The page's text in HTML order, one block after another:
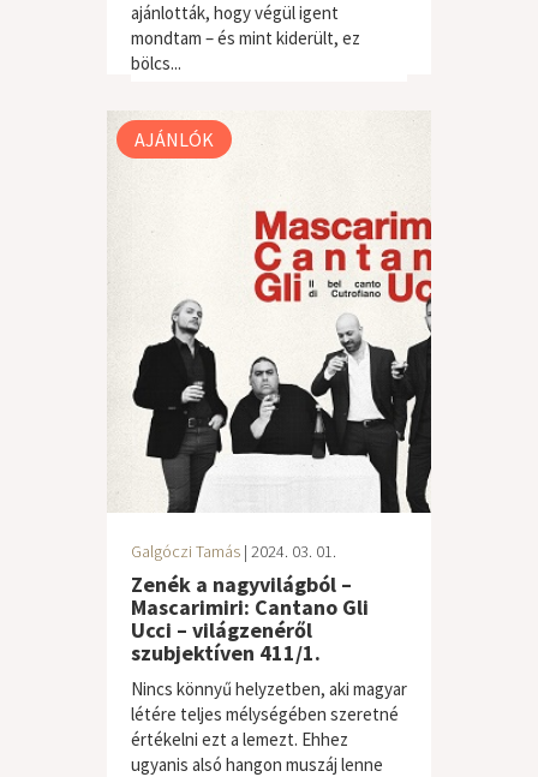
ajánlották, hogy végül igent
mondtam – és mint kiderült, ez
bölcs...
világzene / folk
AJÁNLÓK
Galgóczi Tamás | 2024. 03. 01.
Zenék a nagyvilágból –
Mascarimiri: Cantano Gli
Ucci – világzenéről
szubjektíven 411/1.
Nincs könnyű helyzetben, aki magyar
létére teljes mélységében szeretné
értékelni ezt a lemezt. Ehhez
ugyanis alsó hangon muszáj lenne